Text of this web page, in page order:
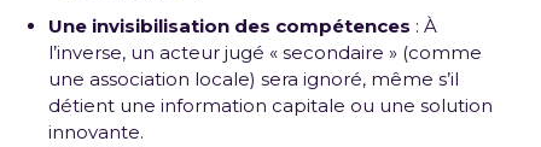
Une invisibilisation des compétences : À
l’inverse, un acteur jugé « secondaire » (comme
une association locale) sera ignoré, même s’il
détient une information capitale ou une solution
innovante.